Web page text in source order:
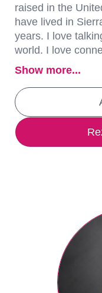
raised in the
have lived in
years. I love
world. I love
Show more...